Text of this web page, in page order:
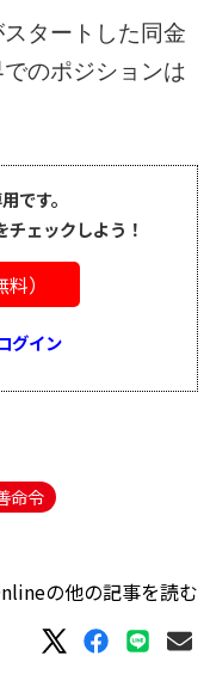
タートした同金
のポジションは
です。
ェックしよう！
）
グイン
命令
の他の記事を読む